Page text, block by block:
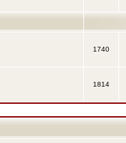
1740
1814